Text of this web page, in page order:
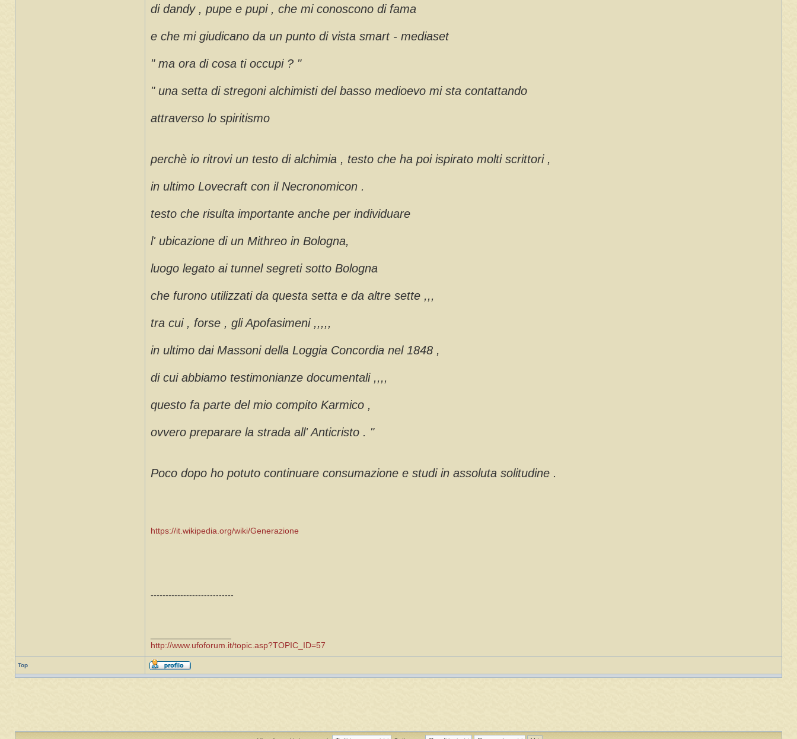
di dandy , pupe e pupi , che mi conoscono di fama
e che mi giudicano da un punto di vista smart - mediaset
" ma ora di cosa ti occupi ? "
" una setta di stregoni alchimisti del basso medioevo mi sta contattando
attraverso lo spiritismo
perchè io ritrovi un testo di alchimia , testo che ha poi ispirato molti scrittori ,
in ultimo Lovecraft con il Necronomicon .
testo che risulta importante anche per individuare
l' ubicazione di un Mithreo in Bologna,
luogo legato ai tunnel segreti sotto Bologna
che furono utilizzati da questa setta e da altre sette ,,,
tra cui , forse , gli Apofasimeni ,,,,,
in ultimo dai Massoni della Loggia Concordia nel 1848 ,
di cui abbiamo testimonianze documentali ,,,,
questo fa parte del mio compito Karmico ,
ovvero preparare la strada all' Anticristo . "
Poco dopo ho potuto continuare consumazione e studi in assoluta solitudine .
https://it.wikipedia.org/wiki/Generazione
----------------------------
http://www.ufoforum.it/topic.asp?TOPIC_ID=57
Top